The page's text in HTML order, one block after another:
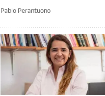
Pablo Perantuono